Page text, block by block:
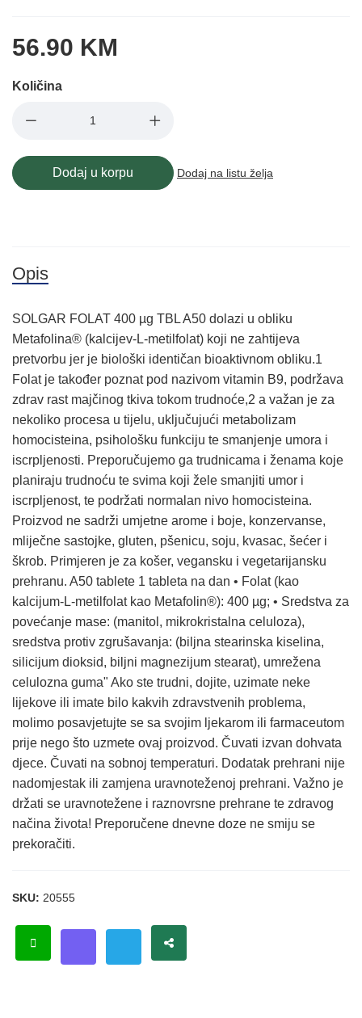
56.90 KM
Količina
Dodaj u korpu Dodaj na listu želja
Opis
SOLGAR FOLAT 400 µg TBL A50 dolazi u obliku
Metafolina® (kalcijev-L-metilfolat) koji ne zahtijeva
pretvorbu jer je biološki identičan bioaktivnom obliku.1
Folat je također poznat pod nazivom vitamin B9, podržava
zdrav rast majčinog tkiva tokom trudnoće,2 a važan je za
nekoliko procesa u tijelu, uključujući metabolizam
homocisteina, psihološku funkciju te smanjenje umora i
iscrpljenosti. Preporučujemo ga trudnicama i ženama koje
planiraju trudnoću te svima koji žele smanjiti umor i
iscrpljenost, te podržati normalan nivo homocisteina.
Proizvod ne sadrži umjetne arome i boje, konzervanse,
mliječne sastojke, gluten, pšenicu, soju, kvasac, šećer i
škrob. Primjeren je za košer, vegansku i vegetarijansku
prehranu. A50 tablete 1 tableta na dan • Folat (kao
kalcijum-L-metilfolat kao Metafolin®): 400 µg; • Sredstva za
povećanje mase: (manitol, mikrokristalna celuloza),
sredstva protiv zgrušavanja: (biljna stearinska kiselina,
silicijum dioksid, biljni magnezijum stearat), umrežena
celulozna guma" Ako ste trudni, dojite, uzimate neke
lijekove ili imate bilo kakvih zdravstvenih problema,
molimo posavjetujte se sa svojim ljekarom ili farmaceutom
prije nego što uzmete ovaj proizvod. Čuvati izvan dohvata
djece. Čuvati na sobnoj temperaturi. Dodatak prehrani nije
nadomjestak ili zamjena uravnoteženoj prehrani. Važno je
držati se uravnotežene i raznovrsne prehrane te zdravog
načina života! Preporučene dnevne doze ne smiju se
prekoračiti.
SKU: 20555